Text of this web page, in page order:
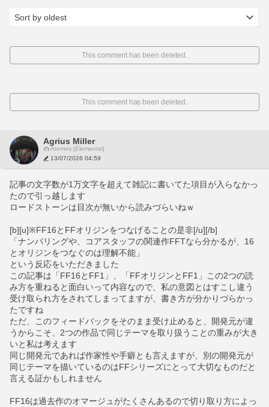
This comment has been deleted.
This comment has been deleted.
Agrius Miller
Atomos [Elemental]
13/07/2026 04:59
記事の文字数が1万文字を超えて雑記に書いてた項目が入らなかっ
たので引っ越します
ロードストーンは目次が無いから読みづらいねｗ
[b][u]※FF16とFFオリジンをつなげることの是非[/u][/b]
「ナンバリングや、コアスタッフの関連作FFTなら分かるが、16
とオリジンをつなぐのは理解不能」
という反応をいただきました
この記事は「FF16とFF1」、「FFオリジンとFF1」この2つの読
み方を重ねると面白いって内容なので、私の意図とはすこし違う
受け取られ方をされてしまってますが、書き方が分かりづらかっ
たですね
ただ、このフィードバックをそのまま受け止めると、開発元が違
うからこそ、2つの作品で同じテーマを取り扱うことの重みが大き
いと私は考えます
同じ開発元であれば作家性や手癖とも言えますが、別の開発元が
同じテーマを描いているのはFFシリーズにとって大切なものだと
言える証かもしれません
FF16は過去作のオマージュがたくさんあるので切り取り方によっ